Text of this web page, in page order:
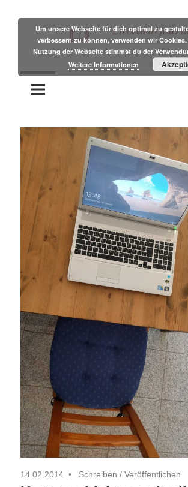
Inhalt
springen
Literaturjournal
Tipps
und
Branchennews
Autoren
14.02.2014 Schreiben / Veröffentlichen
Um unsere Webseite für dich optimal zu
verbessern zu können, verwenden wir
Nutzung der Webseite stimmst du der
Weitere Informationen